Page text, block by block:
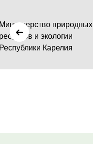
природных
и экологии
Карелия